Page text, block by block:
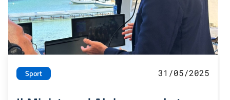
Sport 31/05/2025